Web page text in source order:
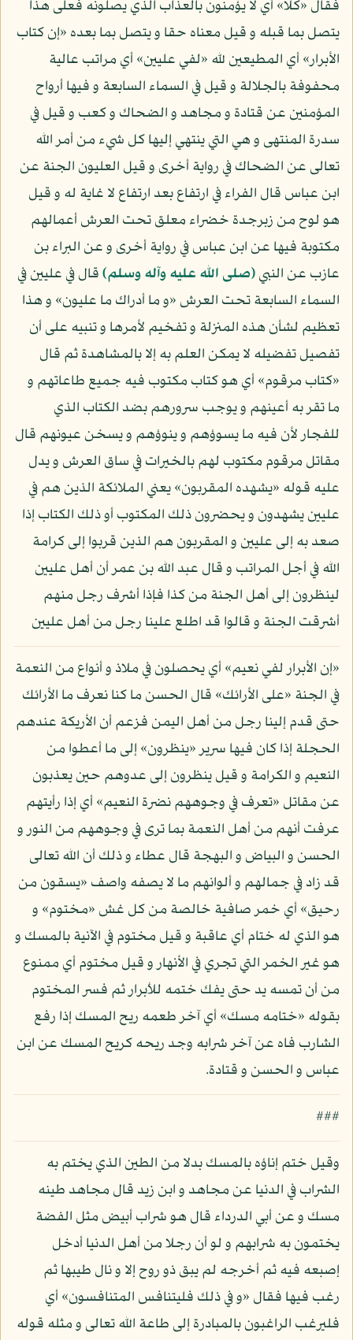
فقال «كلا» أي لا يؤمنون بالعذاب الذي يصلونه فعلى هذا
يتصل بما قبله و قيل معناه حقا و يتصل بما بعده «إن كتاب
الأبرار» أي المطيعين لله «لفي عليين» أي مراتب عالية
محفوفة بالجلالة و قيل في السماء السابعة و فيها أرواح
المؤمنين عن قتادة و مجاهد و الضحاك و كعب و قيل في
سدرة المنتهى و هي التي ينتهي إليها كل شيء من أمر الله
تعالى عن الضحاك في رواية أخرى و قيل العليون الجنة عن
ابن عباس قال الفراء في ارتفاع بعد ارتفاع لا غاية له و قيل
هو لوح من زبرجدة خضراء معلق تحت العرش أعمالهم
مكتوبة فيها عن ابن عباس في رواية أخرى و عن البراء بن
عازب عن النبي(صلى الله عليه وآله وسلم)قال في عليين في
السماء السابعة تحت العرش «و ما أدراك ما عليون» و هذا
تعظيم لشأن هذه المنزلة و تفخيم لأمرها و تنبيه على أن
تفصيل تفضيله لا يمكن العلم به إلا بالمشاهدة ثم قال
«كتاب مرقوم» أي هو كتاب مكتوب فيه جميع طاعاتهم و
ما تقر به أعينهم و يوجب سرورهم بضد الكتاب الذي
للفجار لأن فيه ما يسوؤهم و ينوؤهم و يسخن عيونهم قال
مقاتل مرقوم مكتوب لهم بالخيرات في ساق العرش و يدل
عليه قوله «يشهده المقربون» يعني الملائكة الذين هم في
عليين يشهدون و يحضرون ذلك المكتوب أو ذلك الكتاب إذا
صعد به إلى عليين و المقربون هم الذين قربوا إلى كرامة
الله في أجل المراتب و قال عبد الله بن عمر أن أهل عليين
لينظرون إلى أهل الجنة من كذا فإذا أشرف رجل منهم
أشرقت الجنة و قالوا قد اطلع علينا رجل من أهل عليين
«إن الأبرار لفي نعيم» أي يحصلون في ملاذ و أنواع من النعمة
في الجنة «على الأرائك» قال الحسن ما كنا نعرف ما الأرائك
حتى قدم إلينا رجل من أهل اليمن فزعم أن الأريكة عندهم
الحجلة إذا كان فيها سرير «ينظرون» إلى ما أعطوا من
النعيم و الكرامة و قيل ينظرون إلى عدوهم حين يعذبون
عن مقاتل «تعرف في وجوههم نضرة النعيم» أي إذا رأيتهم
عرفت أنهم من أهل النعمة بما ترى في وجوههم من النور و
الحسن و البياض و البهجة قال عطاء و ذلك أن الله تعالى
قد زاد في جمالهم و ألوانهم ما لا يصفه واصف «يسقون من
رحيق» أي خمر صافية خالصة من كل غش «مختوم» و
هو الذي له ختام أي عاقبة و قيل مختوم في الآنية بالمسك و
هو غير الخمر التي تجري في الأنهار و قيل مختوم أي ممنوع
من أن تمسه يد حتى يفك ختمه للأبرار ثم فسر المختوم
بقوله «ختامه مسك» أي آخر طعمه ريح المسك إذا رفع
الشارب فاه عن آخر شرابه وجد ريحه كريح المسك عن ابن
عباس و الحسن و قتادة.
###
وقيل ختم إناؤه بالمسك بدلا من الطين الذي يختم به
الشراب في الدنيا عن مجاهد و ابن زيد قال مجاهد طينه
مسك و عن أبي الدرداء قال هو شراب أبيض مثل الفضة
يختمون به شرابهم و لو أن رجلا من أهل الدنيا أدخل
إصبعه فيه ثم أخرجه لم يبق ذو روح إلا و نال طيبها ثم
رغب فيها فقال «و في ذلك فليتنافس المتنافسون» أي
فليرغب الراغبون بالمبادرة إلى طاعة الله تعالى و مثله قوله